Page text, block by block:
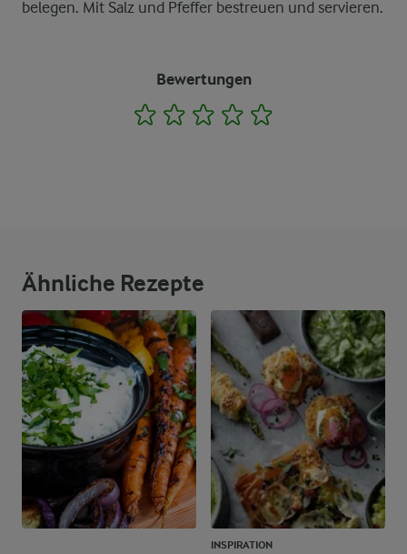
belegen. Mit Salz und Pfeffer bestreuen und servieren.
Bewertungen
1 2 3 4
Ähnliche Rezepte
INSPIRATION